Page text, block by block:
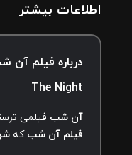
اطلاعات بیشتر
درباره فیلم آن
The Night
آن شب فیلمی
فیلم آن شب که